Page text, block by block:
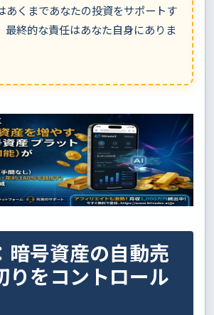
あくまであなたの投資をサポートす
最終的な責任はあなた自身にありま
暗号資産の自動売
りをコントロール